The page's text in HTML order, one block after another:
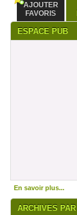
AJOUTER
FAVORIS
ESPACE PUB
En savoir plus...
ARCHIVES